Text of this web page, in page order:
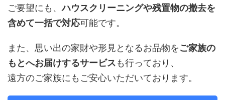
ご要望にも、ハウスクリーニングや残置物の撤去を
含めて一括で対応可能です。
また、思い出の家財や形見となるお品物をご家族の
もとへお届けするサービスも行っており、
遠方のご家族にもご安心いただいております。